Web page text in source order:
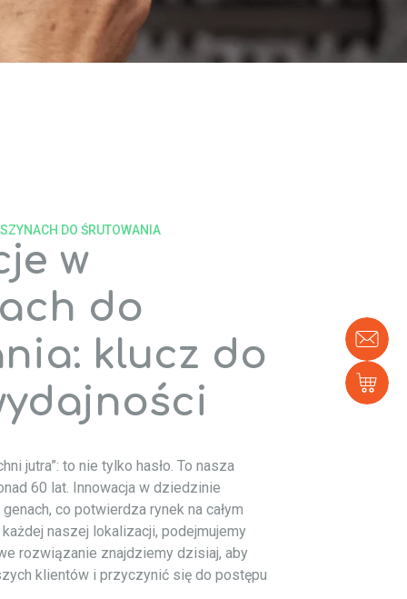
w
do
klucz do
DO ŚRUTOWANIA
jutra”: to nie tylko hasło. To nasza
60 lat. Innowacja w dziedzinie
co potwierdza rynek na całym
naszej lokalizacji, podejmujemy
rozwiązanie znajdziemy dzisiaj, aby
klientów i przyczynić się do postępu